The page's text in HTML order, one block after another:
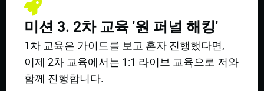
미션 3. 2차 교육 '원 퍼널 해킹'
1차 교육은 가이드를 보고 혼자 진행했다면,
이제 2차 교육에서는 1:1 라이브 교육으로 저와
함께 진행합니다.